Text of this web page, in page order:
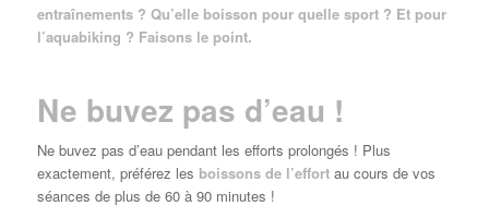
entraînements ? Qu’elle boisson pour quelle sport ? Et pour
l’aquabiking ? Faisons le point.
Ne buvez pas d’eau !
Ne buvez pas d’eau pendant les efforts prolongés ! Plus
exactement, préférez les boissons de l’effortau cours de vos
séances de plus de 60 à 90 minutes !